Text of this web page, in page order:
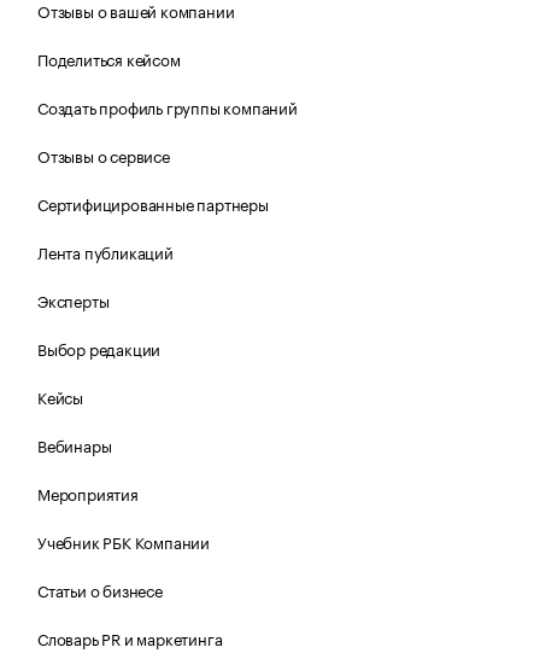
Отзывы о вашей компании
Поделиться кейсом
Создать профиль группы компаний
Отзывы о сервисе
Сертифицированные партнеры
Лента публикаций
Эксперты
Выбор редакции
Кейсы
Вебинары
Мероприятия
Учебник РБК Компании
Статьи о бизнесе
Словарь PR и маркетинга